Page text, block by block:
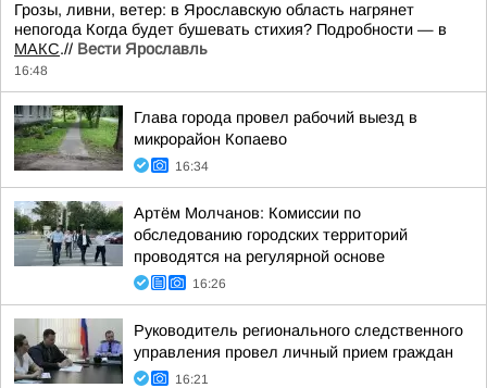
Грозы, ливни, ветер: в Ярославскую область нагрянет
непогода Когда будет бушевать стихия? Подробности — в
МАКС.// Вести Ярославль
16:48
Глава города провел рабочий выезд в
микрорайон Копаево
16:34
Артём Молчанов: Комиссии по
обследованию городских территорий
проводятся на регулярной основе
16:26
Руководитель регионального следственного
управления провел личный прием граждан
16:21